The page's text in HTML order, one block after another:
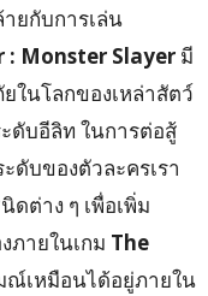
ยกับการเล่น
: Monster Slayer มี
ในโลกของเหล่าสัตว์
ดับอีลิท ในการต่อสู้
ดับของตัวละครเรา
ดต่าง ๆ เพื่อเพิ่ม
ภายในเกม The
ณ์เหมือนได้อยู่ภายใน